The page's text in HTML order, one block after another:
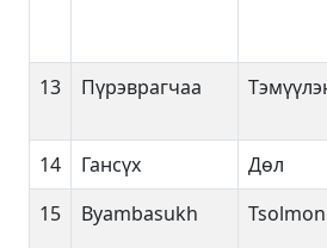
13 Пүрэврагчаа
14
Гансүх Дөл
15
Byambasukh Tsolmon